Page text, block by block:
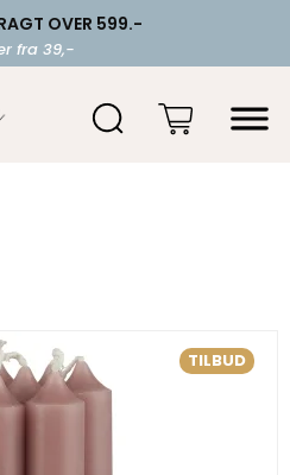
OVER 599.-
fra 39,-
TILBUD